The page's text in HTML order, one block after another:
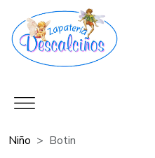
Niño Botin